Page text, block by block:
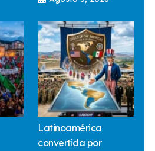
Latinoamérica
convertida por